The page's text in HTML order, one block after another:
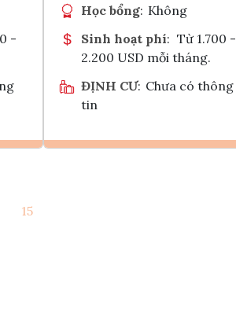
-
Học bổng: Không
Sinh hoạt phí: Từ 1.700 -
2.200 USD mỗi tháng.
ĐỊNH CƯ: Chưa có thông
tin
15